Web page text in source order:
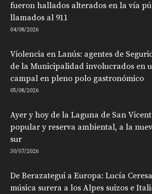
fueron hallados alterados en la vía
llamados al 911
04/08/2026
Violencia en Lanús: agentes de
de la Municipalidad involucrados en
campal en pleno polo gastronómico
05/08/2026
Ayer y hoy de la Laguna de San
popular y reserva ambiental, a la
sur
30/07/2026
De Berazategui a Europa: Lucía
música surera a los Alpes suizos e